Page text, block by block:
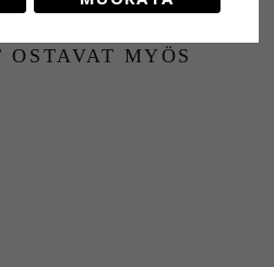
MYÖS